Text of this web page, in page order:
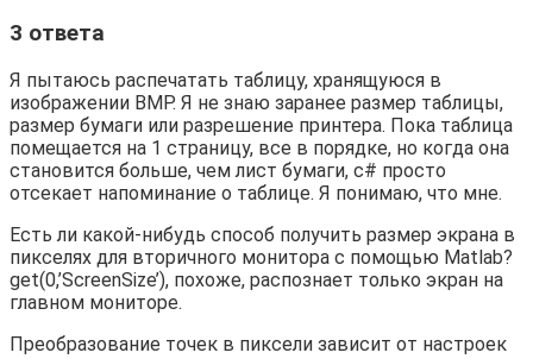
3 ответа
Я пытаюсь распечатать таблицу, хранящуюся в
изображении BMP. Я не знаю заранее размер таблицы,
размер бумаги или разрешение принтера. Пока таблица
помещается на 1 страницу, все в порядке, но когда она
становится больше, чем лист бумаги, c# просто
отсекает напоминание о таблице. Я понимаю, что мне.
Есть ли какой-нибудь способ получить размер экрана в
пикселях для вторичного монитора с помощью Matlab?
get(0,’ScreenSize’), похоже, распознает только экран на
главном мониторе.
Преобразование точек в пиксели зависит от настроек